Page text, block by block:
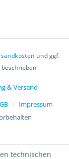
und ggf.
& Versand
Impressum
technischen